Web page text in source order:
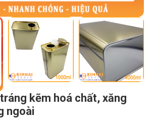
kẽm hoá chất, xăng
ngoài